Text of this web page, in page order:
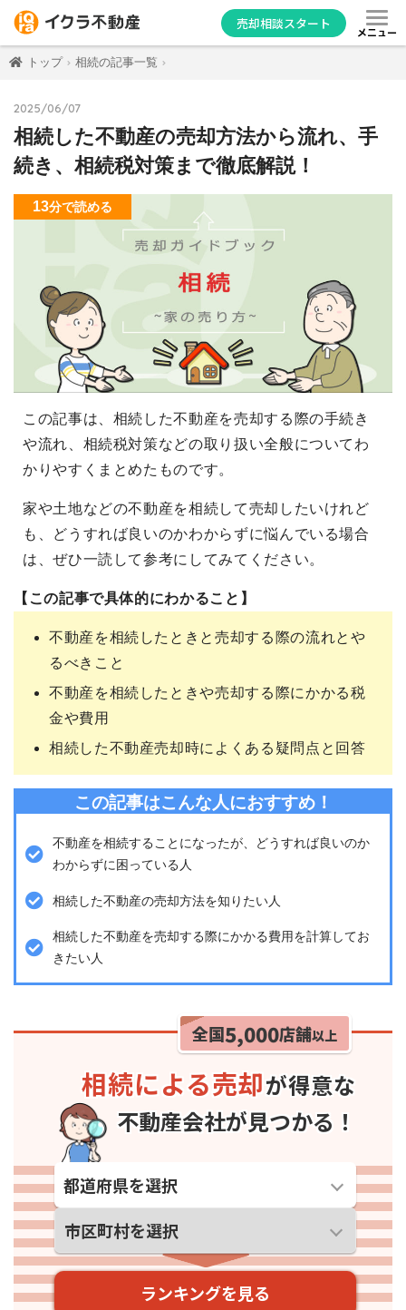
売却相談スタート
メニュー
トップ 相続の記事一覧
2025/06/07
相続した不動産の売却方法から流れ、手
続き、相続税対策まで徹底解説！
13分で読める
この記事は、相続した不動産を売却する際の手続き
や流れ、相続税対策などの取り扱い全般についてわ
かりやすくまとめたものです。
家や土地などの不動産を相続して売却したいけれど
も、どうすれば良いのかわからずに悩んでいる場合
は、ぜひ一読して参考にしてみてください。
【この記事で具体的にわかること】
不動産を相続したときと売却する際の流れとや
るべきこと
不動産を相続したときや売却する際にかかる税
金や費用
相続した不動産売却時によくある疑問点と回答
この記事はこんな人におすすめ！
不動産を相続することになったが、どうすれば良いのか
わからずに困っている人
相続した不動産の売却方法を知りたい人
相続した不動産を売却する際にかかる費用を計算してお
きたい人